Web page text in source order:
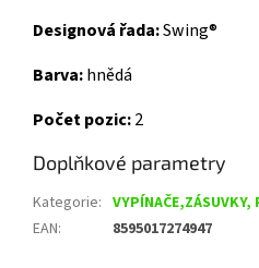
Designová řada:Swing®
Barva:hnědá
Počet pozic:2
Doplňkové parametry
Kategorie: VYPÍNAČE,ZÁSUVKY,
EAN: 8595017274947